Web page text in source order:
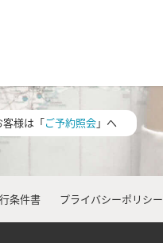
客様は「ご予約照会」へ
条件書 プライバシーポリシー